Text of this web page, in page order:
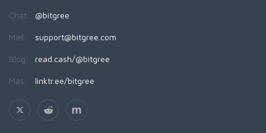
Chat: @bitgree
Mail: support@bitgree.com
Blog: read.cash/@bitgree
Más: linktr.ee/bitgree